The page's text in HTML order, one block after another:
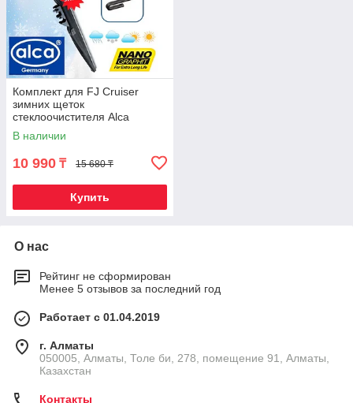
Комплект для FJ Cruiser
зимних щеток
стеклоочистителя Alca
WINTER {400+350+350}
В наличии
10 990 ₸ 15 680 ₸
Купить
О нас
Рейтинг не сформирован
Менее 5 отзывов за последний год
Работает с 01.04.2019
г. Алматы
050005, Алматы, Толе би, 278, помещение 91, Алматы,
Казахстан
Контакты